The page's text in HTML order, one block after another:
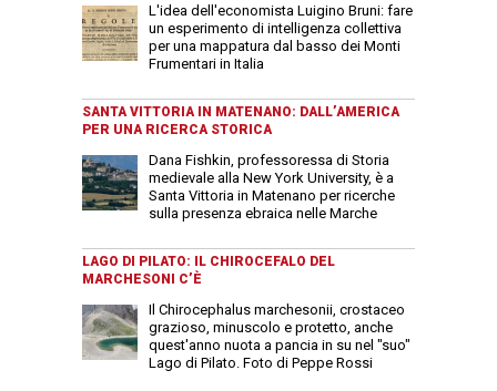
L'idea dell'economista Luigino Bruni: fare
un esperimento di intelligenza collettiva
per una mappatura dal basso dei Monti
Frumentari in Italia
SANTA VITTORIA IN MATENANO: DALL’AMERICA
PER UNA RICERCA STORICA
Dana Fishkin, professoressa di Storia
medievale alla New York University, è a
Santa Vittoria in Matenano per ricerche
sulla presenza ebraica nelle Marche
LAGO DI PILATO: IL CHIROCEFALO DEL
MARCHESONI C’È
Il Chirocephalus marchesonii, crostaceo
grazioso, minuscolo e protetto, anche
quest'anno nuota a pancia in su nel "suo"
Lago di Pilato. Foto di Peppe Rossi